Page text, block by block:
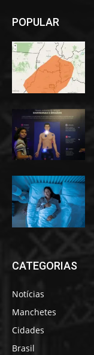
POPULAR
CATEGORIAS
Notícias
Manchetes
Cidades
Brasil